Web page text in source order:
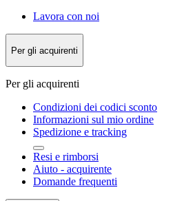
Lavora con noi
Per gli acquirenti
Per gli acquirenti
Condizioni dei codici sconto
Informazioni sul mio ordine
Spedizione e tracking
Resi e rimborsi
Aiuto - acquirente
Domande frequenti